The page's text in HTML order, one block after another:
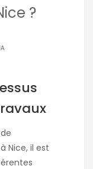
?
Nice, il est